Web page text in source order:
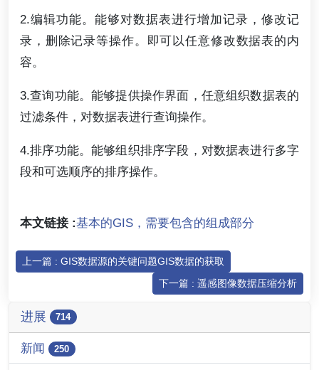
2.编辑功能。能够对数据表进行增加记录，修改记
录，删除记录等操作。即可以任意修改数据表的内
容。
3.查询功能。能够提供操作界面，任意组织数据表的
过滤条件，对数据表进行查询操作。
4.排序功能。能够组织排序字段，对数据表进行多字
段和可选顺序的排序操作。
本文链接 :基本的GIS，需要包含的组成部分
上一篇 : GIS数据源的关键问题GIS数据的获取
下一篇 : 遥感图像数据压缩分析
进展 714
新闻 250